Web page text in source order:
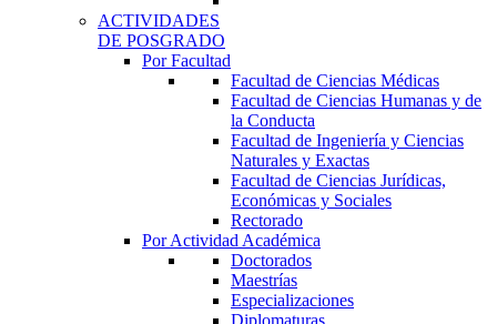
ACTIVIDADES
DE POSGRADO
Por Facultad
Facultad de Ciencias Médicas
Facultad de Ciencias Humanas y de
la Conducta
Facultad de Ingeniería y Ciencias
Naturales y Exactas
Facultad de Ciencias Jurídicas,
Económicas y Sociales
Rectorado
Por Actividad Académica
Doctorados
Maestrías
Especializaciones
Diplomaturas